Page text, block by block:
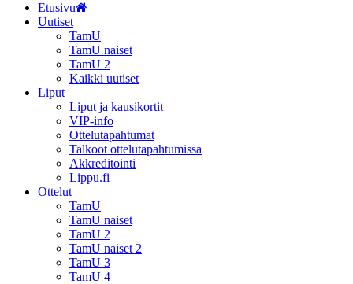
Etusivu
Uutiset
TamU
TamU naiset
TamU 2
Kaikki uutiset
Liput
Liput ja kausikortit
VIP-info
Ottelutapahtumat
Talkoot ottelutapahtumissa
Akkreditointi
Lippu.fi
Ottelut
TamU
TamU naiset
TamU 2
TamU naiset 2
TamU 3
TamU 4